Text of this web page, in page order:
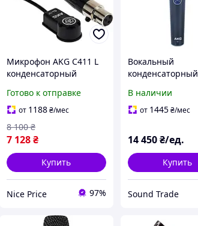
Микрофон AKG C411 L
конденсаторный
mini XLR УЦЕНКА!
Готово к отправке
от 1188₴/мес
7 128₴
8 100 ₴
Купить
Nice Price 97%
Вокальный
конденсаторный
В наличии
от 1445 ₴/мес
14 450 ₴/ед.
Купить
Sound Trade